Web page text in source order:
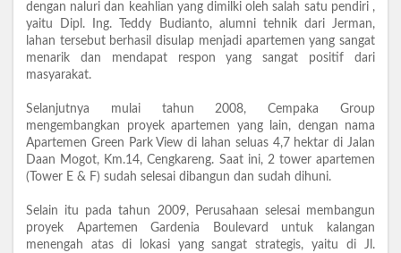
dengan naluri dan keahlian yang dimilki oleh salah satu pendiri ,
yaitu Dipl. Ing. Teddy Budianto, alumni tehnik dari Jerman,
lahan tersebut berhasil disulap menjadi apartemen yang sangat
menarik dan mendapat respon yang sangat positif dari
masyarakat.
Selanjutnya mulai tahun 2008, Cempaka Group
mengembangkan proyek apartemen yang lain, dengan nama
Apartemen Green Park View di lahan seluas 4,7 hektar di Jalan
Daan Mogot, Km.14, Cengkareng. Saat ini, 2 tower apartemen
(Tower E & F) sudah selesai dibangun dan sudah dihuni.
Selain itu pada tahun 2009, Perusahaan selesai membangun
proyek Apartemen Gardenia Boulevard untuk kalangan
menengah atas di lokasi yang sangat strategis, yaitu di Jl.